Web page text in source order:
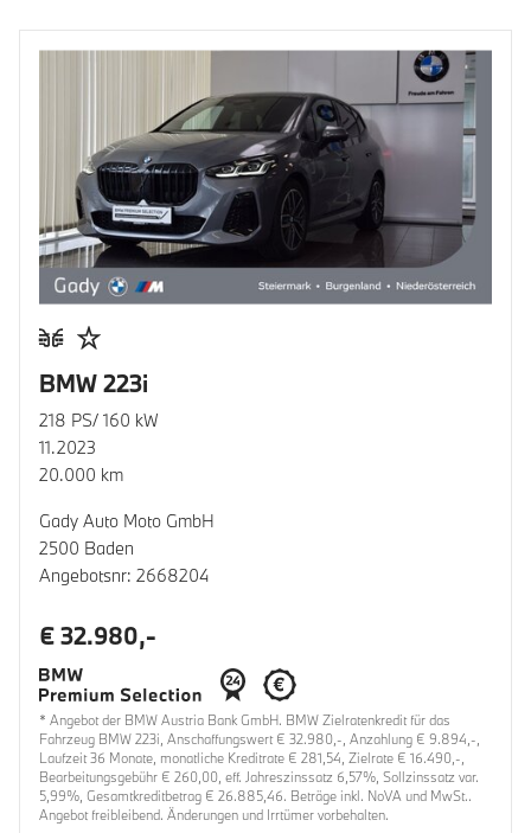
BMW 223i
218 PS/ 160 kW
11.2023
20.000 km
Gady Auto Moto GmbH
2500 Baden
Angebotsnr: 2668204
€ 32.980,-
* Angebot der BMW Austria Bank GmbH. BMW Zielratenkredit für das
Fahrzeug BMW 223i, Anschaffungswert € 32.980,-, Anzahlung € 9.894,-,
Laufzeit 36 Monate, monatliche Kreditrate € 281,54, Zielrate € 16.490,-,
Bearbeitungsgebühr € 260,00, eff. Jahreszinssatz 6,57%, Sollzinssatz var.
5,99%, Gesamtkreditbetrag € 26.885,46. Beträge inkl. NoVA und MwSt..
Angebot freibleibend. Änderungen und Irrtümer vorbehalten.